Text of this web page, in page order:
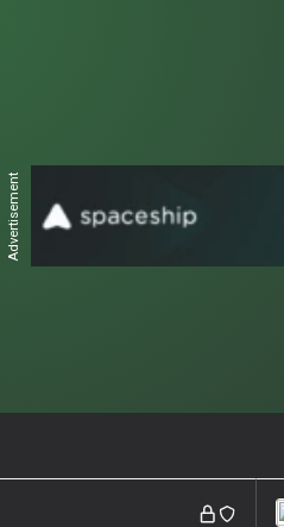
Advertisement